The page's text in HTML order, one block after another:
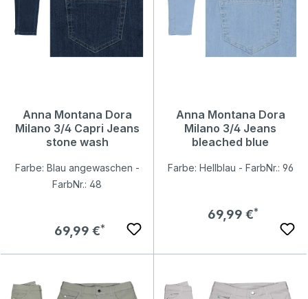
Anna Montana Dora
Milano 3/4 Capri Jeans
stone wash
Farbe: Blau angewaschen -
FarbNr.: 48
Regulärer Preis:
69,99 €
Anna Montana Dora
Milano 3/4 Jeans
bleached blue
Farbe: Hellblau - FarbNr.: 96
Regulärer Preis:
69,99 €